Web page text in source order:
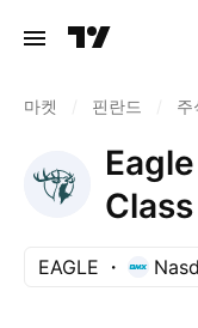
마켓 핀란드 주
EAGLE